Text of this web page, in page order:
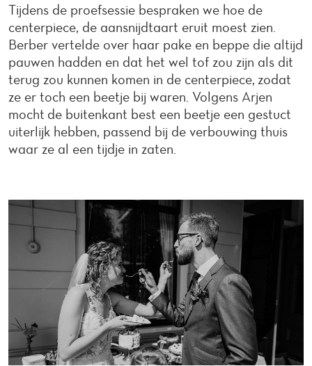
Tijdens de proefsessie bespraken we hoe de
centerpiece, de aansnijdtaart eruit moest zien.
Berber vertelde over haar pake en beppe die altijd
pauwen hadden en dat het wel tof zou zijn als dit
terug zou kunnen komen in de centerpiece, zodat
ze er toch een beetje bij waren. Volgens Arjen
mocht de buitenkant best een beetje een gestuct
uiterlijk hebben, passend bij de verbouwing thuis
waar ze al een tijdje in zaten.